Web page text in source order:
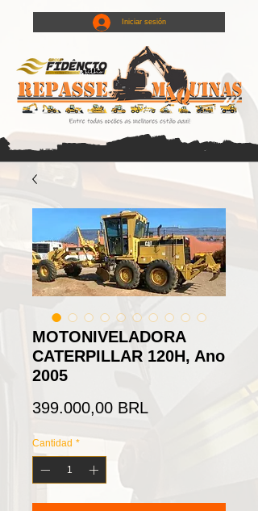
Iniciar sesión
MOTONIVELADORA
CATERPILLAR 120H, Ano
2005
399.000,00 BRL
Cantidad *